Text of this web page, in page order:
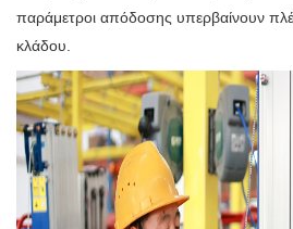
παράμετροι απόδοσης υπερβαίνουν
κλάδου.